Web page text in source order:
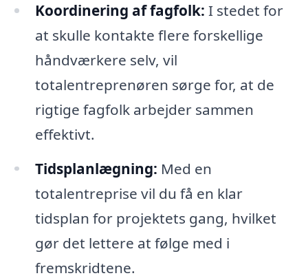
Koordinering af fagfolk: I stedet for
at skulle kontakte flere forskellige
håndværkere selv, vil
totalentreprenøren sørge for, at de
rigtige fagfolk arbejder sammen
effektivt.
Tidsplanlægning: Med en
totalentreprise vil du få en klar
tidsplan for projektets gang, hvilket
gør det lettere at følge med i
fremskridtene.